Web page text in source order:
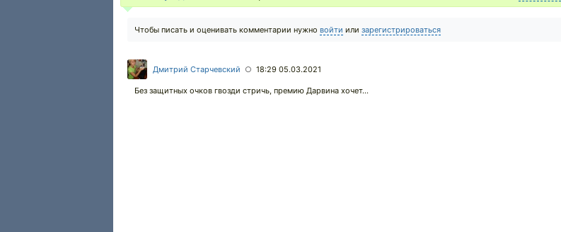
Чтобы писать и оценивать комментарии нужно войти или зарегистрироваться
Дмитрий Старчевский ○ 18:29 05.03.2021
Без защитных очков гвозди стричь, премию Дарвина хочет...